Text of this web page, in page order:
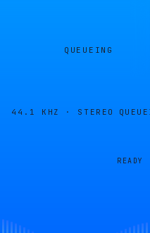
QUEUEING
44.1 KHZ · STEREO
READY